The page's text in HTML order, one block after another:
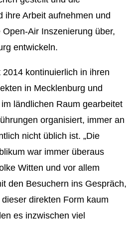
ihre Arbeit aufnehmen und
Air Inszenierung über,
entwickeln.
kontinuierlich in ihren
in Mecklenburg und
ländlichen Raum gearbeitet
organisiert, immer an
nicht üblich ist. „Die
war immer überaus
Witten und vor allem
den Besuchern ins Gespräch,
direkten Form kaum
es inzwischen viel